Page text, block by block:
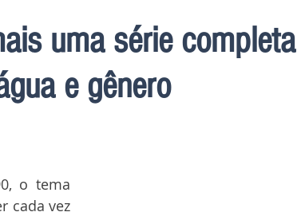
uma série
e gênero
o tema
cada vez